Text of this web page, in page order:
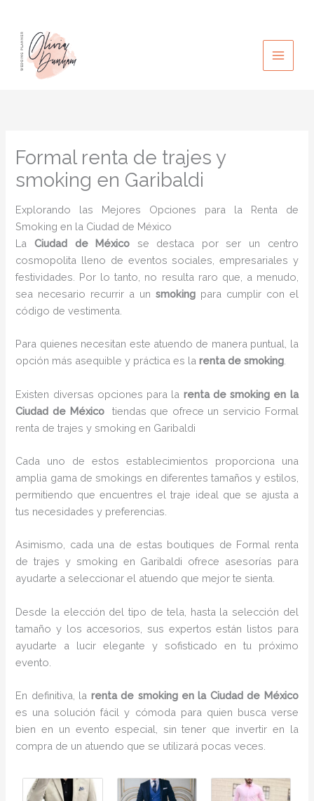
contenido
Formal renta de trajes y
smoking en Garibaldi
Explorando las Mejores Opciones para la Renta de
Smoking en la Ciudad de México
LaCiudad de México se destaca por ser un centro
cosmopolita lleno de eventos sociales, empresariales y
festividades. Por lo tanto, no resulta raro que, a menudo,
sea necesario recurrir a un smokingpara cumplir con el
código de vestimenta.
Para quienes necesitan este atuendo de manera puntual, la
opción más asequible y práctica es larenta de smoking
Existen diversas opciones para la renta de smoking en la
Ciudad de México
tiendas que ofrece un servicio Formal
renta de trajes y smoking en Garibaldi
Cada uno de estos establecimientos proporciona una
amplia gama de smokings en diferentes tamaños y estilos,
permitiendo que encuentres el traje ideal que se ajusta a
tus necesidades y preferencias.
Asimismo, cada una de estas boutiques de Formal renta
de trajes y smoking en Garibaldi ofrece asesorías para
ayudarte a seleccionar el atuendo que mejor te sienta.
Desde la elección del tipo de tela, hasta la selección del
tamaño y los accesorios, sus expertos están listos para
ayudarte a lucir elegante y sofisticado en tu próximo
evento.
En definitiva, la renta de smoking en la Ciudad de México
es una solución fácil y cómoda para quien busca verse
bien en un evento especial, sin tener que invertir en la
compra de un atuendo que se utilizará pocas veces.